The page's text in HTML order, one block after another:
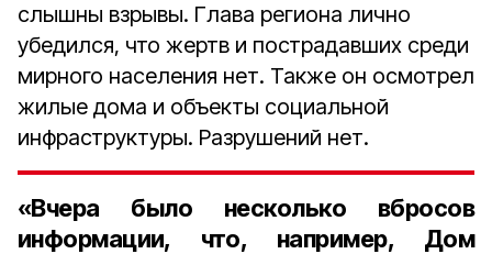
слышны взрывы. Глава региона лично
убедился, что жертв и пострадавших среди
мирного населения нет. Также он осмотрел
жилые дома и объекты социальной
инфраструктуры. Разрушений нет.
«Вчера было несколько вбросов
информации, что, например, Дом